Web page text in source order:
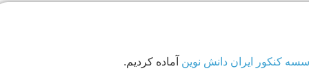
کنکور ایران دانش نوین آماده کردیم.